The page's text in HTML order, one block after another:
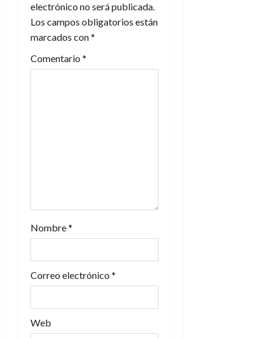
ó
n
d
a
d
a
electrónico no será publicada.
Los campos obligatorios están
marcados con*
Comentario *
Nombre*
Correo electrónico *
Web